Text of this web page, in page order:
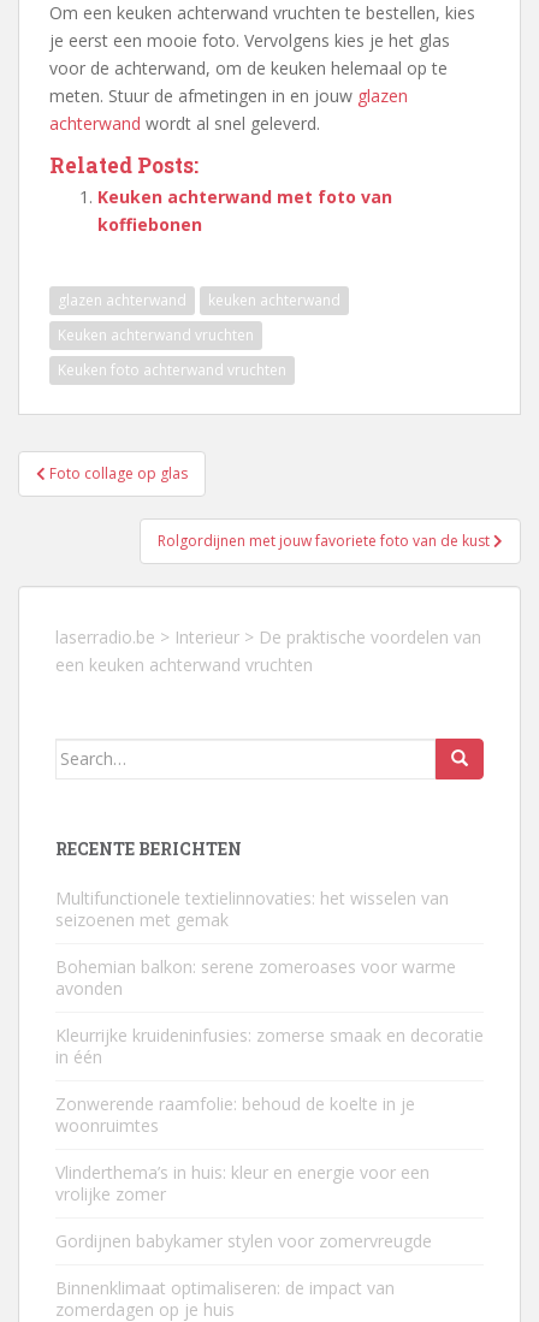
Om een keuken achterwand vruchten te bestellen, kies
je eerst een mooie foto. Vervolgens kies je het glas
voor de achterwand, om de keuken helemaal op te
meten. Stuur de afmetingen in en jouw glazen
achterwand wordt al snel geleverd.
Related Posts:
Keuken achterwand met foto van
koffiebonen
glazen achterwand
keuken achterwand
Keuken achterwand vruchten
Keuken foto achterwand vruchten
Berichtnavigatie
Foto collage op glas
Rolgordijnen met jouw favoriete foto van de kust
laserradio.be > Interieur > De praktische voordelen van
een keuken achterwand vruchten
Search
RECENTE BERICHTEN
Multifunctionele textielinnovaties: het wisselen van
seizoenen met gemak
Bohemian balkon: serene zomeroases voor warme
avonden
Kleurrijke kruideninfusies: zomerse smaak en decoratie
in één
Zonwerende raamfolie: behoud de koelte in je
woonruimtes
Vlinderthema’s in huis: kleur en energie voor een
vrolijke zomer
Gordijnen babykamer stylen voor zomervreugde
Binnenklimaat optimaliseren: de impact van
zomerdagen op je huis